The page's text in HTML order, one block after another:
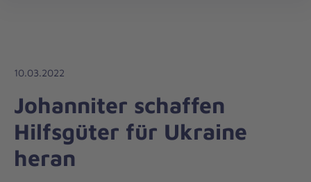
10.03.2022
Johanniter schaffen
Hilfsgüter für Ukraine
heran